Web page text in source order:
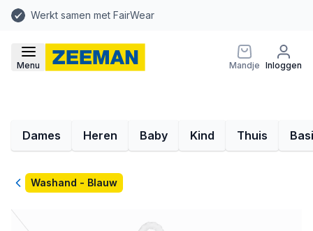
Werkt samen met FairWear
Menu Mandje Inloggen
Dames Heren Baby Kind Thuis
TerugWashand - Blauw